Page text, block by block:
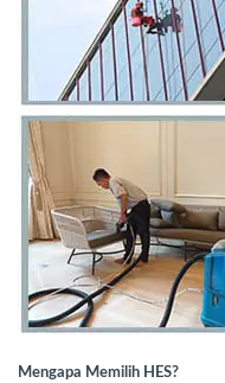
Mengapa Memilih HES?